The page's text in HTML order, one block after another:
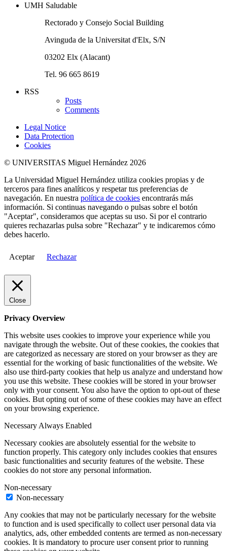
UMH Saludable
Rectorado y Consejo Social Building
Avinguda de la Universitat d'Elx, S/N
03202 Elx (Alacant)
Tel. 96 665 8619
RSS
Posts
Comments
Legal Notice
Data Protection
Cookies
© UNIVERSITAS Miguel Hernández 2026
La Universidad Miguel Hernández utiliza cookies propias y de
terceros para fines analíticos y respetar tus preferencias de
navegación. En nuestra política de cookies encontrarás más
información. Si continuas navegando o pulsas sobre el botón
"Aceptar", consideramos que aceptas su uso. Si por el contrario
quieres rechazarlas pulsa sobre "Rechazar" y te indicaremos cómo
debes hacerlo.
Aceptar Rechazar
Close
Privacy Overview
This website uses cookies to improve your experience while you
navigate through the website. Out of these cookies, the cookies that
are categorized as necessary are stored on your browser as they are
essential for the working of basic functionalities of the website. We
also use third-party cookies that help us analyze and understand how
you use this website. These cookies will be stored in your browser
only with your consent. You also have the option to opt-out of these
cookies. But opting out of some of these cookies may have an effect
on your browsing experience.
Necessary Always Enabled
Necessary cookies are absolutely essential for the website to
function properly. This category only includes cookies that ensures
basic functionalities and security features of the website. These
cookies do not store any personal information.
Non-necessary
Non-necessary
Any cookies that may not be particularly necessary for the website
to function and is used specifically to collect user personal data via
analytics, ads, other embedded contents are termed as non-necessary
cookies. It is mandatory to procure user consent prior to running